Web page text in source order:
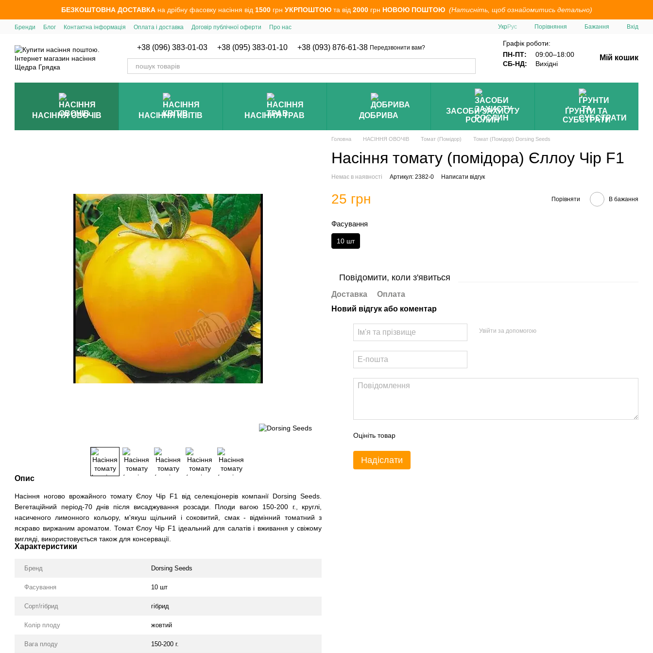
Перейти до основного контентуБЕЗКОШТОВНА ДОСТАВКА на дрібну фасовку насіння від 1500грн УКРПОШТОЮта від 2000грн НОВОЮ ПОШТОЮ (Натисніть, щоб ознайомитись детально)
Бренди Блог Контактна інформація Оплата і доставка Договір публічної оферти Про нас УкрРус Порівняння Бажання Вхід
+38 (096) 383-01-03 +38 (095) 383-01-10 +38 (093) 876-61-38 Передзвонити вам?
Графік роботи:
ПН-ПТ:
09:00–18:00
СБ-НД:
Вихідні
Мій кошик
НАСІННЯ ОВОЧІВ НАСІННЯ КВІТІВ НАСІННЯ ТРАВ ДОБРИВА
ЗАСОБИ ЗАХИСТУ
РОСЛИН
ҐРУНТИ ТА
СУБСТРАТИ
Опис
Насіння ногово врожайного томату Єлоу Чір F1 від селекціонерів компанії Dorsing Seeds.
Вегетаційний період-70 днів після висаджування розсади. Плоди вагою 150-200 г., круглі,
насиченого лимонного кольору, м'якуш щільний і соковитий, смак - відмінний томатний з
яскраво виржаним ароматом. Томат Єлоу Чір F1 ідеальний для салатів і вживання у свіжому
вигляді, використовується також для консервації.
Характеристики
Бренд Dorsing Seeds
Фасування 10 шт
Сорт/гібрид гібрид
Колір плоду жовтий
Вага плоду 150-200 г.
Головна НАСІННЯ ОВОЧІВ Томат (Помідор) Томат (Помідор) Dorsing Seeds
Насіння томату (помідора) Єллоу Чір F1
Немає в наявності Артикул: 2382-0 Написати відгук
25 грн Порівняти В бажання
Фасування
10 шт
Повідомити, коли з'явиться
Доставка
Оплата
Новий відгук або коментар
Увійти за допомогою
Оцініть товар
Надіслати